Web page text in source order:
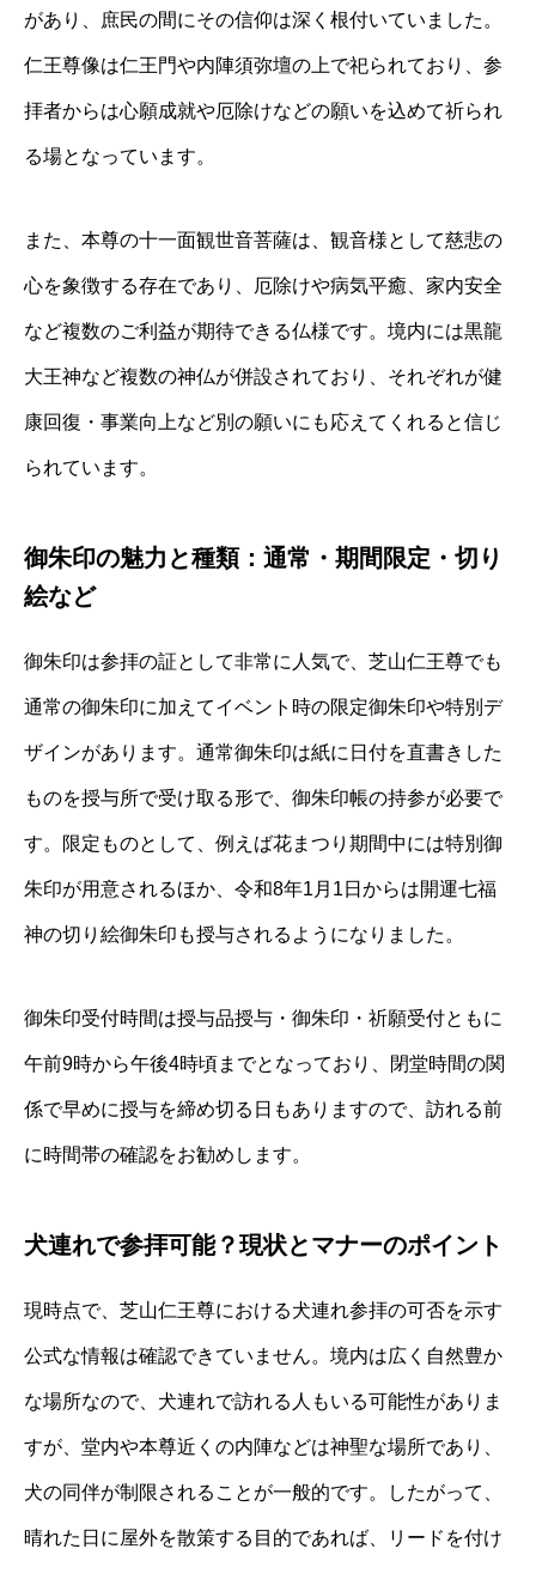
があり、庶民の間にその信仰は深く根付いていました。
仁王尊像は仁王門や内陣須弥壇の上で祀られており、参
拝者からは心願成就や厄除けなどの願いを込めて祈られ
る場となっています。
また、本尊の十一面観世音菩薩は、観音様として慈悲の
心を象徴する存在であり、厄除けや病気平癒、家内安全
など複数のご利益が期待できる仏様です。境内には黒龍
大王神など複数の神仏が併設されており、それぞれが健
康回復・事業向上など別の願いにも応えてくれると信じ
られています。
御朱印の魅力と種類：通常・期間限定・切り
絵など
御朱印は参拝の証として非常に人気で、芝山仁王尊でも
通常の御朱印に加えてイベント時の限定御朱印や特別デ
ザインがあります。通常御朱印は紙に日付を直書きした
ものを授与所で受け取る形で、御朱印帳の持参が必要で
す。限定ものとして、例えば花まつり期間中には特別御
朱印が用意されるほか、令和8年1月1日からは開運七福
神の切り絵御朱印も授与されるようになりました。
御朱印受付時間は授与品授与・御朱印・祈願受付ともに
午前9時から午後4時頃までとなっており、閉堂時間の関
係で早めに授与を締め切る日もありますので、訪れる前
に時間帯の確認をお勧めします。
犬連れで参拝可能？現状とマナーのポイント
現時点で、芝山仁王尊における犬連れ参拝の可否を示す
公式な情報は確認できていません。境内は広く自然豊か
な場所なので、犬連れで訪れる人もいる可能性がありま
すが、堂内や本尊近くの内陣などは神聖な場所であり、
犬の同伴が制限されることが一般的です。したがって、
晴れた日に屋外を散策する目的であれば、リードを付け